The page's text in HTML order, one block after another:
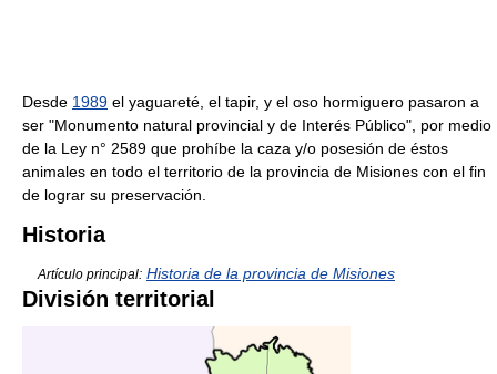
Desde 1989 el yaguareté, el tapir, y el oso hormiguero pasaron a
ser "Monumento natural provincial y de Interés Público", por medio
de la Ley n° 2589 que prohíbe la caza y/o posesión de éstos
animales en todo el territorio de la provincia de Misiones con el fin
de lograr su preservación.
Historia
Artículo principal: Historia de la provincia de Misiones
División territorial